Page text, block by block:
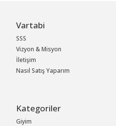
Vartabi
SSS
Vizyon & Misyon
İletişim
Nasıl Satış Yaparım
Kategoriler
Giyim